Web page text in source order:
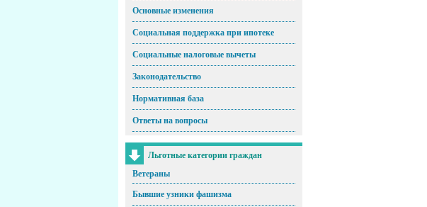
Основные изменения
Социальная поддержка при ипотеке
Социальные налоговые вычеты
Законодательство
Нормативная база
Ответы на вопросы
Льготные категории граждан
Ветераны
Бывшие узники фашизма